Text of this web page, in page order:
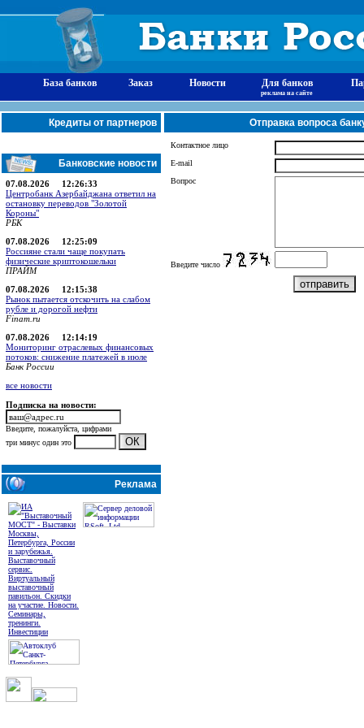
База банков Заказ Новости Для банков
реклама на сайте
Кредиты от партнеров
Банковские новости
07.08.2026 12:26:33
Центробанк Азербайджана ответил на
остановку переводов "Золотой
Короны"
РБК
07.08.2026 12:25:09
Россияне стали чаще покупать
физические криптокошельки
ПРАЙМ
07.08.2026 12:15:38
Рынок пытается отскочить на слабом
рубле и дорогой нефти
Finam.ru
07.08.2026 12:14:19
Мониторинг отраслевых финансовых
потоков: снижение платежей в июле
Банк России
все новости
Подписка на новости:
Введите, пожалуйста, цифрами
три минус один это
Реклама
Отправка вопроса
Контактное лицо
E-mail
Вопрос
Введите число